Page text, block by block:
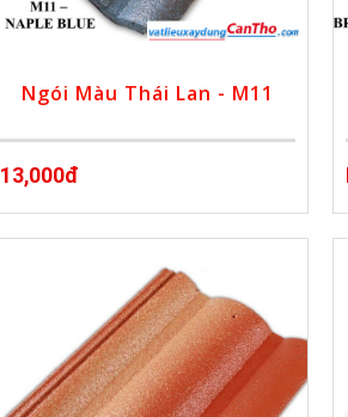
Ngói Màu Thái Lan - M11
13,000đ